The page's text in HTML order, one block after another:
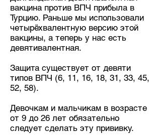
вакцина против ВПЧ прибыла в
Турцию. Раньше мы использовали
четырёхвалентную версию этой
вакцины, а теперь у нас есть
девятивалентная.
Защита существует от девяти
типов ВПЧ (6, 11, 16, 18, 31, 33, 45,
52, 58).
Девочкам и мальчикам в возрасте
от 9 до 26 лет обязательно
следует сделать эту прививку.